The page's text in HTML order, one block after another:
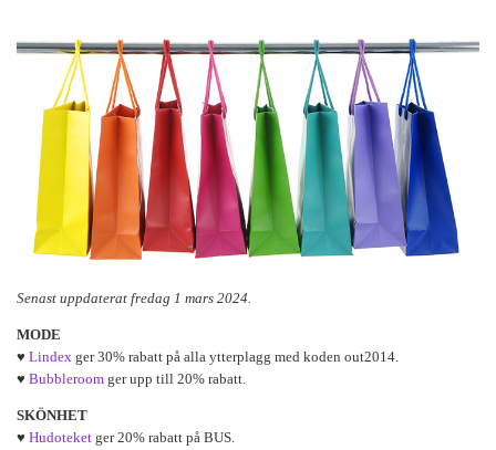
Senast uppdaterat fredag 1 mars 2024.
MODE
♥ Lindex ger 30% rabatt på alla ytterplagg med koden out2014.
♥ Bubbleroom ger upp till 20% rabatt.
SKÖNHET
♥ Hudoteket ger 20% rabatt på BUS.